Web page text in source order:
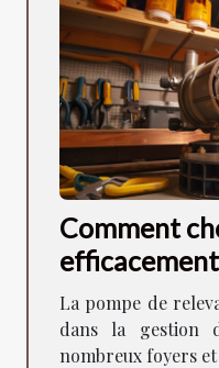
Comment
relevage
La pompe de
dans la gestion
nombreux foyers